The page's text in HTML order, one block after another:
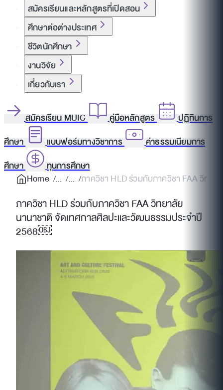
สมัครเรียนและหลักสูตรที่เปิดสอน
ศึกษาต่อต่างประเทศ
ชีวิตนักศึกษา
งานวิจัย
เกี่ยวกับเรา
สมัครเรียน MUIC คู่มือหลักสูตร
ปฏิทินการ
ศึกษา
แบบฟอร์มทางวิชาการ
ค่าธรรมเนียมการ
ศึกษา
ทุนการศึกษา
Home
ภาควิชา HLD ร่วมกับภาควิชา FAA วิทย
ภาควิชา HLD ร่วมกับภาควิชา FAA วิทยาลัย
นานาชาติ จัดเทศกาลศิลปะและวัฒนธรรมประจำปี
2568￼